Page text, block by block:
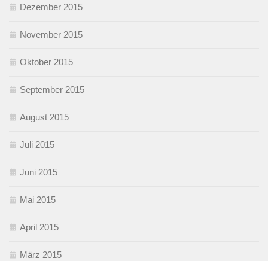
Dezember 2015
November 2015
Oktober 2015
September 2015
August 2015
Juli 2015
Juni 2015
Mai 2015
April 2015
März 2015